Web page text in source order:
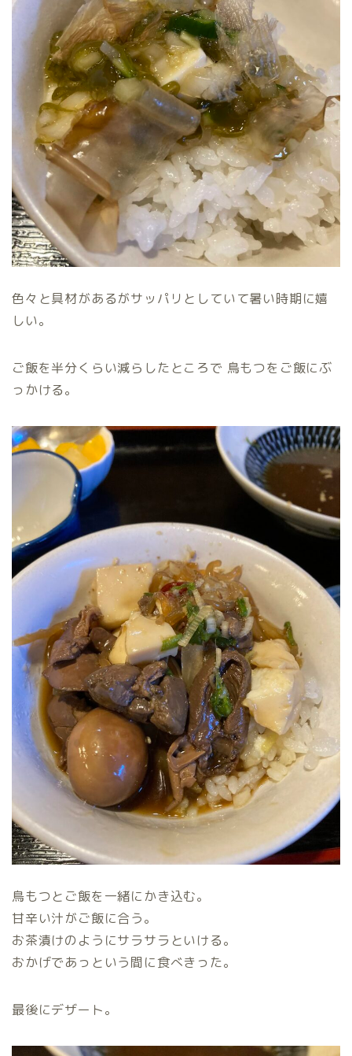
色々と具材があるがサッパリとしていて暑い時期に嬉
しい。
ご飯を半分くらい減らしたところで 鳥もつをご飯にぶ
っかける。
鳥もつとご飯を一緒にかき込む。
甘辛い汁がご飯に合う。
お茶漬けのようにサラサラといける。
おかげであっという間に食べきった。
最後にデザート。